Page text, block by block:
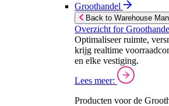
Groothandel
Back to Warehouse
Overzicht for
Optimaliseer ruimte,
krijg realtime
en elke vestiging.
Lees meer:
Producten voor de